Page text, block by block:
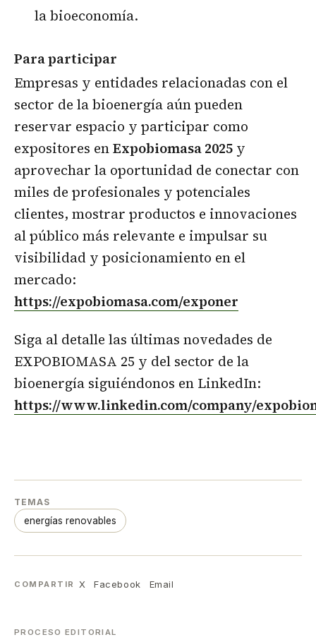
la bioeconomía.
Para participar
Empresas y entidades relacionadas con el
sector de la bioenergía aún pueden
reservar espacio y participar como
expositores enExpobiomasa 2025 y
aprovechar la oportunidad de conectar con
miles de profesionales y potenciales
clientes, mostrar productos e innovaciones
al público más relevante e impulsar su
visibilidad y posicionamiento en el
mercado:
https://expobiomasa.com/exponer
Siga al detalle las últimas novedades de
EXPOBIOMASA 25 y del sector de la
bioenergía siguiéndonos en LinkedIn:
https://www.linkedin.com/company/
TEMAS
energías renovables
COMPARTIR X Facebook Email
PROCESO EDITORIAL